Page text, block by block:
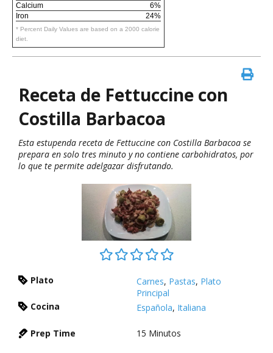
Calcium
6%
Iron
24%
* Percent Daily Values are based on a 2000 calorie
diet.
Receta de Fettuccine con
Costilla Barbacoa
Esta estupenda receta de Fettuccine con Costilla Barbacoa se
prepara en solo tres minuto y no contiene carbohidratos, por
lo que te permite adelgazar disfrutando.
Plato Carnes, Pastas, Plato
Principal
Cocina
Española, Italiana
Prep Time 15 Minutos